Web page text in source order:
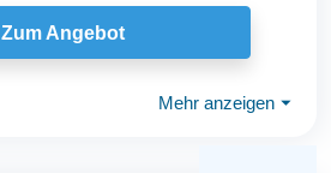
Zum Angebot
Mehr anzeigen ⏷